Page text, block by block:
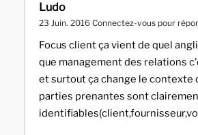
Ludo
23 Juin. 2016 Connectez-vous pour
Focus client ça vient de quel
que management des relations
et surtout ça change le contexte
parties prenantes sont